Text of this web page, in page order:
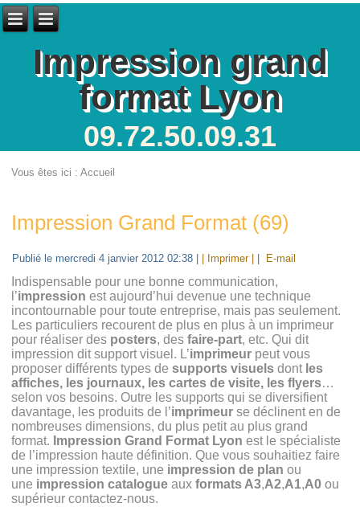
Impression grand
format Lyon
09.72.50.09.31
Vous êtes ici :Accueil
Impression Grand Format (69)
Publié le mercredi 4 janvier 2012 02:38 | Imprimer | E-mail
Indispensable pour une bonne communication,
l’impression est aujourd’hui devenue une technique
incontournable pour toute entreprise, mais pas seulement.
Les particuliers recourent de plus en plus à un imprimeur
pour réaliser des posters, desfaire-part, etc. Qui dit
impression dit support visuel. L’imprimeur peut vous
proposer différents types desupports visuels dont les
affiches, les journaux, les cartes de visite, les flyers…
selon vos besoins. Outre les supports qui se diversifient
davantage, les produits de l’imprimeur se déclinent en de
nombreuses dimensions, du plus petit au plus grand
format. Impression Grand Format Lyon est le spécialiste
de l’impression haute définition. Que vous souhaitiez faire
une impression textile, une impression de plan ou
une impression catalogue auxformats A3,A2,A1,A0 ou
supérieur contactez-nous.